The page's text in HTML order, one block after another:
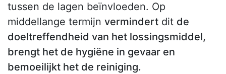
tussen de lagen beïnvloeden. Op
middellange termijn vermindert dit de
doeltreffendheid van het lossingsmiddel,
brengt het de hygiëne in gevaar en
bemoeilijkt het de reiniging.